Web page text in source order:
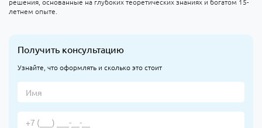
решения, основанные на глубоких теоретических знаниях и богатом 15-
летнем опыте.
Получить консультацию
Узнайте, что оформлять и сколько это стоит